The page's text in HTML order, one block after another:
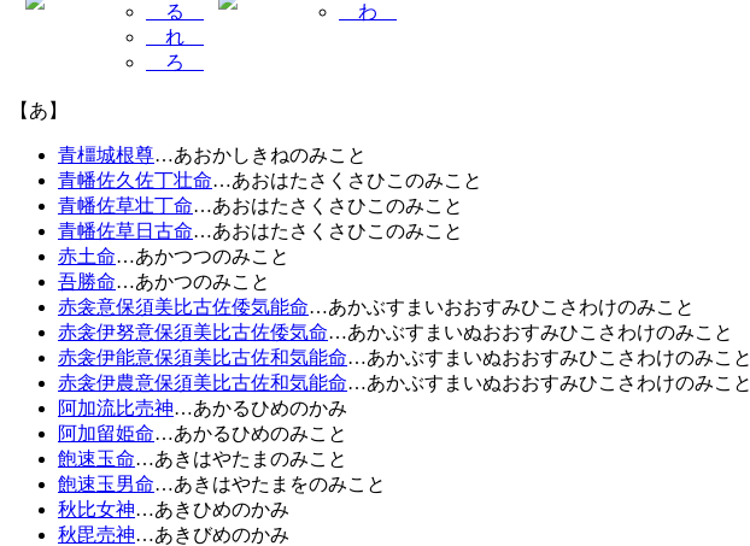
る
れ
ろ
わ
【あ】
青橿城根尊…あおかしきねのみこと
青幡佐久佐丁壮命…あおはたさくさひこのみこと
青幡佐草壮丁命…あおはたさくさひこのみこと
青幡佐草日古命…あおはたさくさひこのみこと
赤土命…あかつつのみこと
吾勝命…あかつのみこと
赤衾意保須美比古佐倭気能命…あかぶすまいおおすみひこさわけのみこと
赤衾伊努意保須美比古佐倭気命…あかぶすまいぬおおすみひこさわけのみこと
赤衾伊能意保須美比古佐和気能命…あかぶすまいぬおおすみひこさわけのみこと
赤衾伊農意保須美比古佐和気能命…あかぶすまいぬおおすみひこさわけのみこと
阿加流比売神…あかるひめのかみ
阿加留姫命…あかるひめのみこと
飽速玉命…あきはやたまのみこと
飽速玉男命…あきはやたまをのみこと
秋比女神…あきひめのかみ
秋毘売神…あきびめのかみ